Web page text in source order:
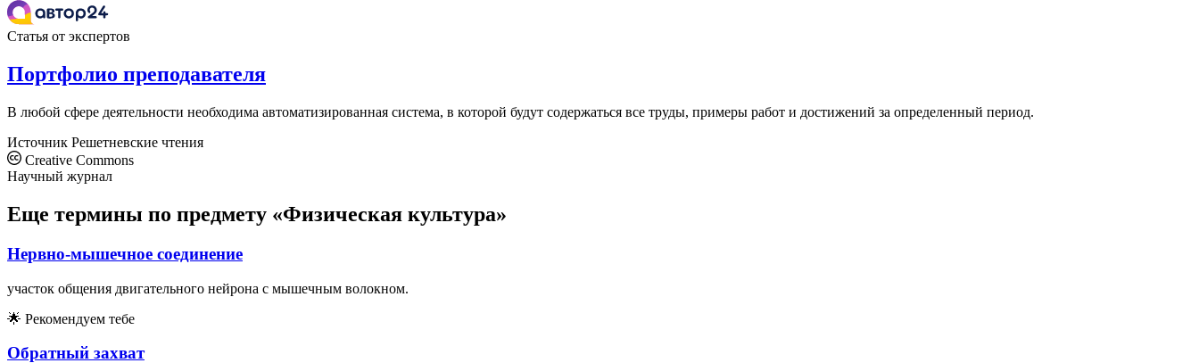
Статья от экспертов
Портфолио преподавателя
В любой сфере деятельности необходима автоматизированная система, в которой будут содержаться все труды, примеры работ и достижений за определенный период.
Источник Решетневские чтения
Creative Commons
Научный журнал
Еще термины по предмету «Физическая культура»
Нервно-мышечное соединение
участок общения двигательного нейрона с мышечным волокном.
🌟 Рекомендуем тебе
Обратный захват